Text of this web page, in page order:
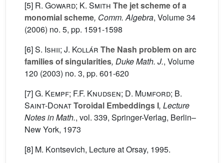
[5] R. Goward; K. Smith The jet scheme of a
monomial scheme, Comm. Algebra, Volume 34
(2006) no. 5, pp. 1591-1598
[6]S. Ishii; J. Kollár The Nash problem on arc
families of singularities, Duke Math. J., Volume
120 (2003) no. 3, pp. 601-620
[7]G. Kempf; F.F. Knudsen; D. Mumford; B.
Saint-DonatToroidal Embeddings I, Lecture
Notes in Math., vol. 339, Springer-Verlag, Berlin–
New York, 1973
[8] M. Kontsevich, Lecture at Orsay, 1995.